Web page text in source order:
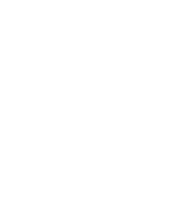
AI自動化管理まで
ータ分析＆ワークフロー自動化